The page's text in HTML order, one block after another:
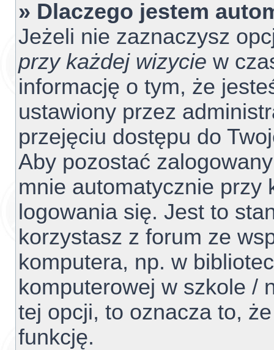
» Dlaczego jestem
Jeżeli nie zaznaczysz
przy każdej wizycie w
informację o tym, że
ustawiony przez
przejęciu dostępu do
Aby pozostać
mnie automatycznie przy
logowania się. Jest to
korzystasz z forum ze
komputera, np. w
komputerowej w szkole /
tej opcji, to oznacza to,
funkcję.